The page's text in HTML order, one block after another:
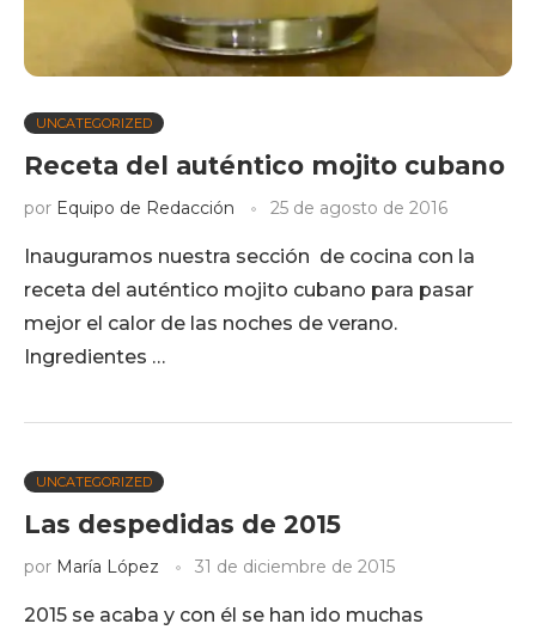
UNCATEGORIZED
Receta del auténtico mojito cubano
por Equipo de Redacción 25 de agosto de 2016
Inauguramos nuestra sección de cocina con la
receta del auténtico mojito cubano para pasar
mejor el calor de las noches de verano.
Ingredientes …
UNCATEGORIZED
Las despedidas de 2015
por María López 31 de diciembre de 2015
2015 se acaba y con él se han ido muchas